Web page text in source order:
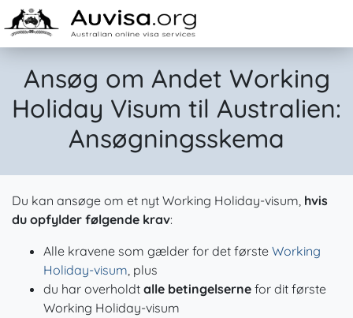
Skip to content
Ansøg om Andet Working
Holiday Visum til Australien:
Ansøgningsskema
Du kan ansøge om et nyt Working Holiday-visum, hvis
du opfylder følgende krav:
Alle kravene som gælder for det første Working
Holiday-visum, plus
du har overholdt alle betingelserne for dit første
Working Holiday-visum